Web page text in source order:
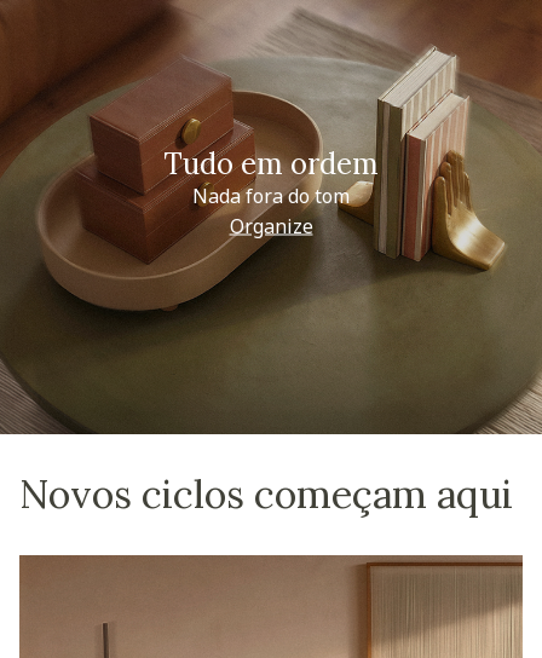
Tudo em ordem
Nada fora do tom
Organize
Novos ciclos começam aqui